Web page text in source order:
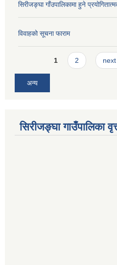
सिरीजङ्घा गाँउपालिकामा हुने
विवाहको सूचना फाराम
Pages1 2 next
अन्य
सिरीजङ्घा गाउँपालिका